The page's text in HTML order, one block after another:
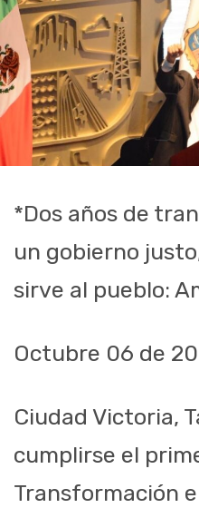
*Dos años de
un gobierno
sirve al pueblo:
Octubre 06 de
Ciudad Victoria,
cumplirse el
Transformación